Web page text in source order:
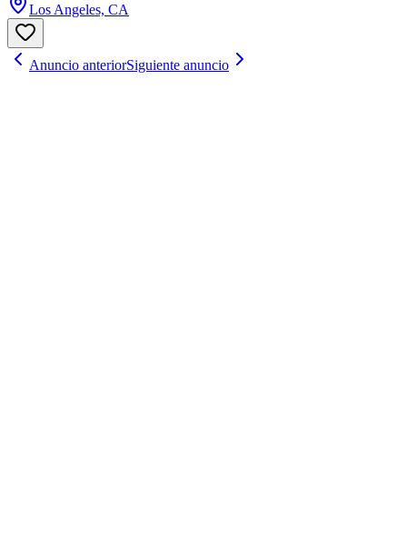
Los Angeles, CA
Anuncio anteriorSiguiente anuncio